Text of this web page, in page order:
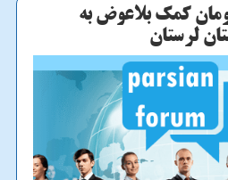
تومان كمك بلاعوض به
لرستان